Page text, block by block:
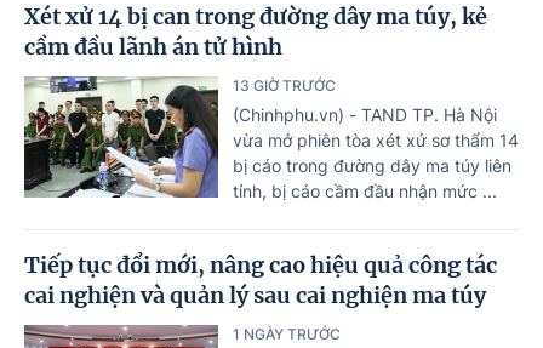
Xét xử 14 bị can trong đường dây ma túy, kẻ
cầm đầu lãnh án tử hình
13 GIỜ TRƯỚC
(Chinhphu.vn) - TAND TP. Hà Nội
vừa mở phiên tòa xét xử sơ thẩm 14
bị cáo trong đường dây ma túy liên
tỉnh, bị cáo cầm đầu nhận mức ...
Tiếp tục đổi mới, nâng cao hiệu quả công tác
cai nghiện và quản lý sau cai nghiện ma túy
1 NGÀY TRƯỚC